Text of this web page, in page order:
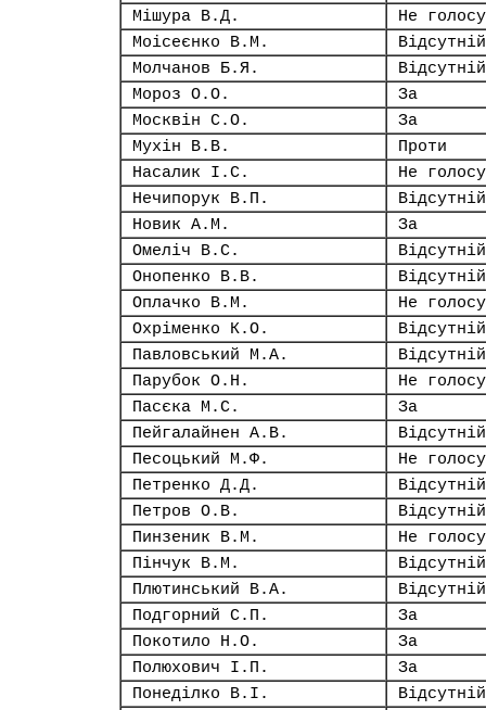
Мішура В.Д.
Не
Моісеєнко В.М.
Відсутній
Молчанов Б.Я.
Відсутній
Мороз О.О.
За
Москвін С.О.
За
Мухін В.В.
Проти
Насалик І.С.
Не
Нечипорук В.П.
Відсутній
Новик А.М.
За
Омеліч В.С.
Відсутній
Онопенко В.В.
Відсутній
Оплачко В.М.
Не
Охріменко К.О.
Відсутній
Павловський М.А.
Відсутній
Парубок О.Н.
Не
Пасєка М.С.
За
Пейгалайнен А.В.
Відсутній
Песоцький М.Ф.
Не
Петренко Д.Д.
Відсутній
Петров О.В.
Відсутній
Пинзеник В.М.
Не
Пінчук В.М.
Відсутній
Плютинський В.А.
Відсутній
Подгорний С.П.
За
Покотило Н.О.
За
Полюхович І.П.
За
Понеділко В.І.
Відсутній